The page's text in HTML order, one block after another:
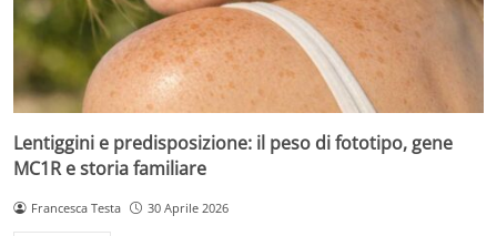
Lentiggini e predisposizione: il peso di fototipo, gene
MC1R e storia familiare
Francesca Testa 30 Aprile 2026